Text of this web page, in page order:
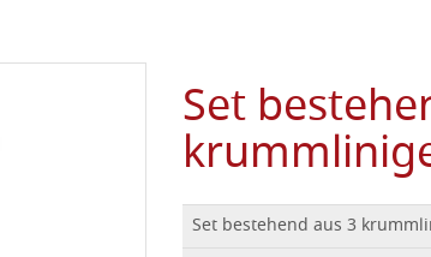
Set
Set bestehend aus 3